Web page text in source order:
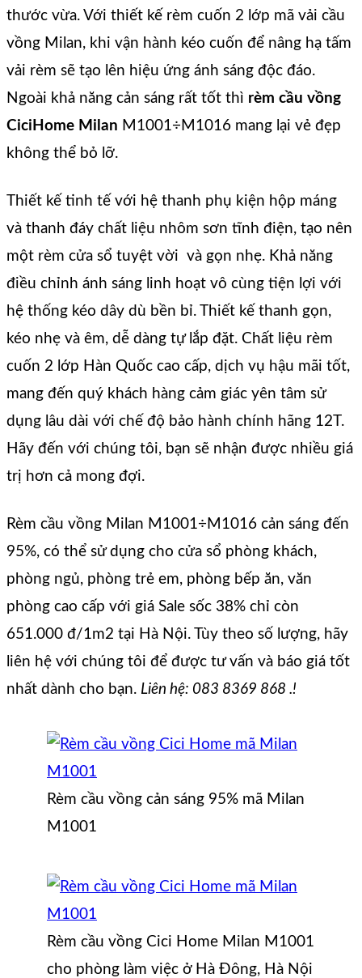
thước vừa. Với thiết kế rèm cuốn 2 lớp mã vải cầu
vồng Milan, khi vận hành kéo cuốn để nâng hạ tấm
vải rèm sẽ tạo lên hiệu ứng ánh sáng độc đáo.
Ngoài khả năng cản sáng rất tốt thì rèm cầu vồng
CiciHome Milan M1001÷M1016 mang lại vẻ đẹp
không thể bỏ lỡ.
Thiết kế tinh tế với hệ thanh phụ kiện hộp máng
và thanh đáy chất liệu nhôm sơn tĩnh điện, tạo nên
một rèm cửa sổ tuyệt vời và gọn nhẹ. Khả năng
điều chỉnh ánh sáng linh hoạt vô cùng tiện lợi với
hệ thống kéo dây dù bền bỉ. Thiết kế thanh gọn,
kéo nhẹ và êm, dễ dàng tự lắp đặt. Chất liệu rèm
cuốn 2 lớp Hàn Quốc cao cấp, dịch vụ hậu mãi tốt,
mang đến quý khách hàng cảm giác yên tâm sử
dụng lâu dài với chế độ bảo hành chính hãng 12T.
Hãy đến với chúng tôi, bạn sẽ nhận được nhiều giá
trị hơn cả mong đợi.
Rèm cầu vồng Milan M1001÷M1016 cản sáng đến
95%, có thể sử dụng cho cửa sổ phòng khách,
phòng ngủ, phòng trẻ em, phòng bếp ăn, văn
phòng cao cấp với giá Sale sốc 38% chỉ còn
651.000 đ/1m2 tại Hà Nội. Tùy theo số lượng, hãy
liên hệ với chúng tôi để được tư vấn và báo giá tốt
nhất dành cho bạn. Liên hệ: 083 8369 868 .!
Rèm cầu vồng cản sáng 95% mã Milan
M1001
Rèm cầu vồng Cici Home Milan M1001
cho phòng làm việc ở Hà Đông, Hà Nội